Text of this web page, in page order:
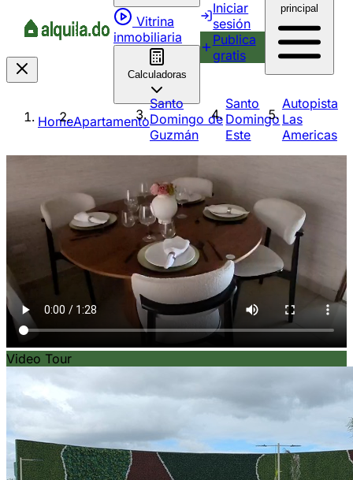
Vitrina
inmobiliaria
Calculadoras
Iniciar
sesión
Publica
gratis
principal
HomeApartamento
Santo
Domingo de
Guzmán
Santo
Domingo
Este
Autopista
Las
Americas
Video Tour